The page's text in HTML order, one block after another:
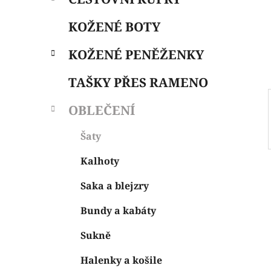
p
l
KOŽENÉ BOTY
KOŽENÉ PENĚŽENKY
TAŠKY PŘES RAMENO
OBLEČENÍ
Šaty
Kalhoty
Saka a blejzry
Bundy a kabáty
Sukně
Halenky a košile